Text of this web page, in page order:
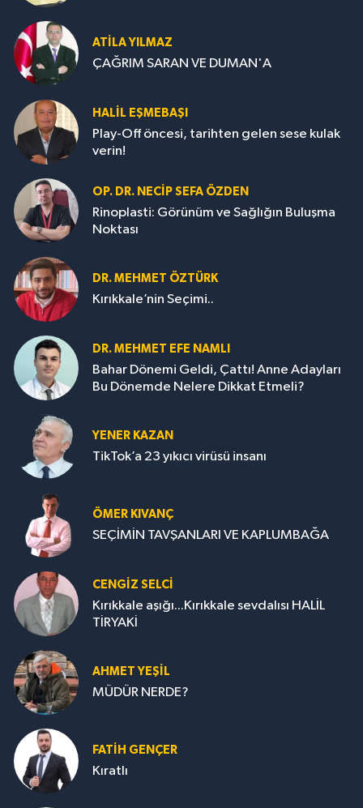
ATILA YILMAZ
ÇAĞRIM SARAN VE DUMAN'A
HALIL EŞMEBAŞI
Play-Off öncesi, tarihten gelen sese kulak
verin!
OP. DR. NECIP SEFA ÖZDEN
Rinoplasti: Görünüm ve Sağlığın Buluşma
Noktası
DR. MEHMET ÖZTÜRK
Kırıkkale’nin Seçimi..
DR. MEHMET EFE NAMLI
Bahar Dönemi Geldi, Çattı! Anne Adayları
Bu Dönemde Nelere Dikkat Etmeli?
YENER KAZAN
TikTok’a 23 yıkıcı virüsü insanı
ÖMER KIVANÇ
SEÇİMİN TAVŞANLARI VE KAPLUMBAĞA
CENGİZ SELCİ
Kırıkkale aşığı...Kırıkkale sevdalısı HALİL
TİRYAKİ
AHMET YEŞİL
MÜDÜR NERDE?
FATIH GENÇER
Kıratlı